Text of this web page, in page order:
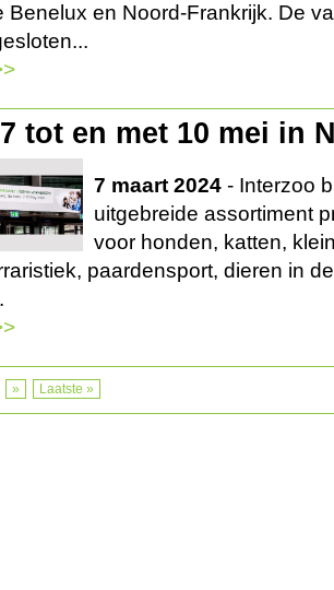
Benelux en Noord-Frankrijk. De
tot en met 10 mei in
7 maart 2024 - Interzoo
uitgebreide assortiment
voor honden, katten,
paardensport, dieren in
» Laatste »